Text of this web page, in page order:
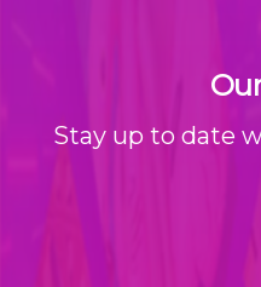
Stay up to date